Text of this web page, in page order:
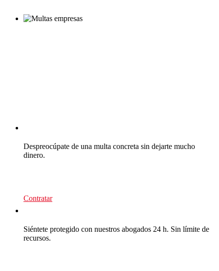
Despreocúpate de una multa concreta sin dejarte mucho
dinero.
Contratar
Siéntete protegido con nuestros abogados 24 h. Sin límite de
recursos.